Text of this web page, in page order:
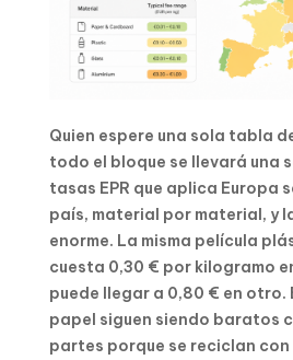
Quien espere una sola tabla
todo el bloque se llevará una
tasas EPR que aplica Europa
país, material por material, y
enorme. La misma película
cuesta 0,30 € por kilogramo
puede llegar a 0,80 € en otro.
papel siguen siendo baratos
partes porque se reciclan